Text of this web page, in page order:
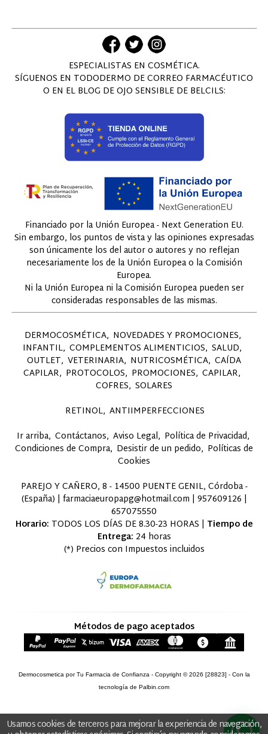
ESPECIALISTAS EN COSMÉTICA.
SÍGUENOS EN TODODERMO DE CORREO FARMACÉUTICO
O EN EL BLOG DE OJO SENSIBLE DE BELCILS:
Financiado por la Unión Europea - Next Generation EU.
Sin embargo, los puntos de vista y las opiniones expresadas
son únicamente los del autor o autores y no reflejan
necesariamente los de la Unión Europea o la Comisión
Europea.
Ni la Unión Europea ni la Comisión Europea pueden ser
consideradas responsables de las mismas.
DERMOCOSMÉTICA NOVEDADES Y PROMOCIONES
INFANTIL COMPLEMENTOS ALIMENTICIOS SALUD
OUTLET VETERINARIA NUTRICOSMÉTICA CAÍDA
CAPILAR PROTOCOLOS PROMOCIONES CAPILAR
COFRES SOLARES
RETINOL ANTIIMPERFECCIONES
Ir arriba Contáctanos Aviso Legal Política de Privacidad
Condiciones de Compra Desistir de un pedido Políticas de
Cookies
PAREJO Y CAÑERO, 8 - 14500 PUENTE GENIL, Córdoba -
(España) | farmaciaeuropapg@hotmail.com | 957609126 |
657075550
Horario: TODOS LOS DÍAS DE 8.30-23 HORAS | Tiempo de
Entrega: 24 horas
(*) Precios con Impuestos incluidos
Métodos de pago aceptados
Dermocosmetica por Tu Farmacia de Confianza - Copyright © 2026 [28823] - Con la
tecnología de Palbin.com
Usamos cookies de terceros para mejorar la experiencia de navegación,